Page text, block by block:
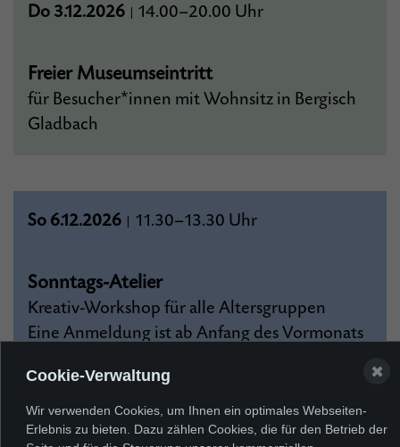
Do 3.12.2026 14.00–20.00 Uhr
Freier Museumseintritt
für Besucher*innen mit Wohnsitz in Bergisch
Gladbach
So 6.12.2026 11.30–13.30 Uhr
Sonntags-Atelier
Kreativ-Workshop für alle Altersgruppen
Eine Anmeldung ist ab Anfang des Vormonats
Cookie-Verwaltung
Wir verwenden Cookies, um Ihnen ein optimales Webseiten-
Erlebnis zu bieten. Dazu zählen Cookies, die für den Betrieb der
✖